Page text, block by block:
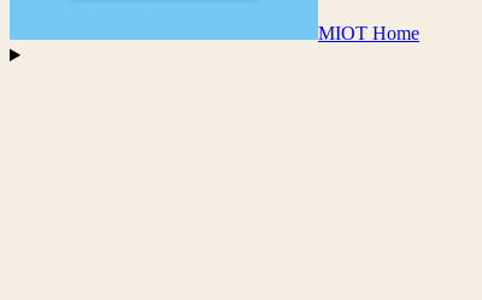
MIOT Home